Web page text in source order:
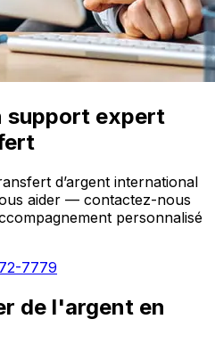
support expert
d’argent international
aider — contactez-nous
personnalisé
7779
de l'argent en